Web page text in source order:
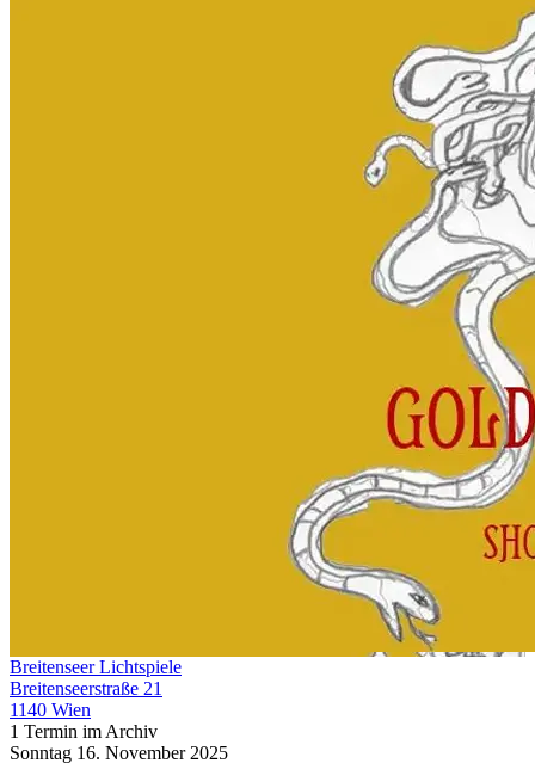
Breitenseer Lichtspiele
Breitenseerstraße 21
1140 Wien
1 Termin im Archiv
Sonntag 16. November 2025